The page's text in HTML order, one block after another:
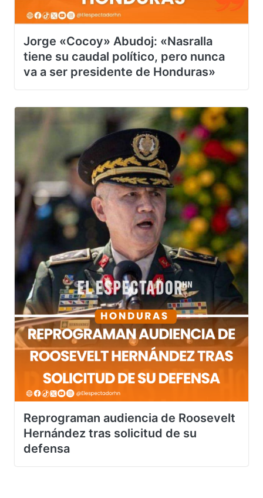
Jorge «Cocoy» Abudoj: «Nasralla
tiene su caudal político, pero nunca
Reprograman audiencia de Roosevelt
Hernández tras solicitud de su